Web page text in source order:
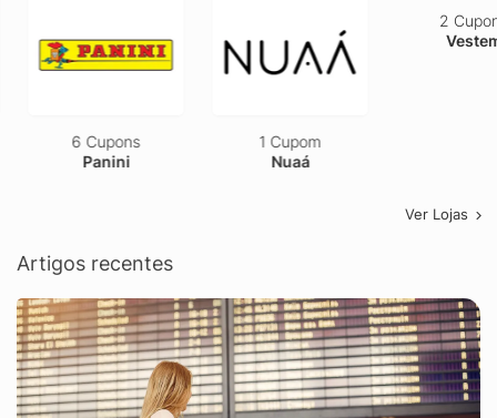
6 Cupons
Panini
1 Cupom
Nuaá
Ver Lojas
Artigos recentes